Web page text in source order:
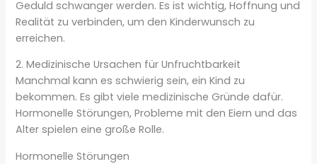
Geduld schwanger werden. Es ist wichtig, Hoffnung und
Realität zu verbinden, um den Kinderwunsch zu
erreichen.
2. Medizinische Ursachen für Unfruchtbarkeit
Manchmal kann es schwierig sein, ein Kind zu
bekommen. Es gibt viele medizinische Gründe dafür.
Hormonelle Störungen, Probleme mit den Eiern und das
Alter spielen eine große Rolle.
Hormonelle Störungen